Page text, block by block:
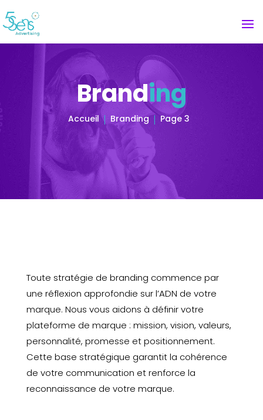
Branding
Accueil Branding Page 3
Toute stratégie de branding commence par
une réflexion approfondie sur l’ADN de votre
marque. Nous vous aidons à définir votre
plateforme de marque : mission, vision, valeurs,
personnalité, promesse et positionnement.
Cette base stratégique garantit la cohérence
de votre communication et renforce la
reconnaissance de votre marque.